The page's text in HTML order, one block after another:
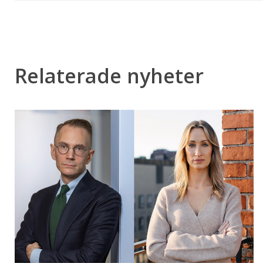
Relaterade nyheter
Förvaltarnas
informationsmonopol
bostadssäljare
miljoner